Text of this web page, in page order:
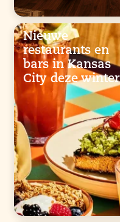
Nieuwe
restaurants en
bars in Kansas
City deze winter